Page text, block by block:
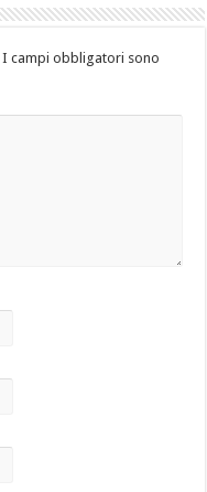
I campi obbligatori sono